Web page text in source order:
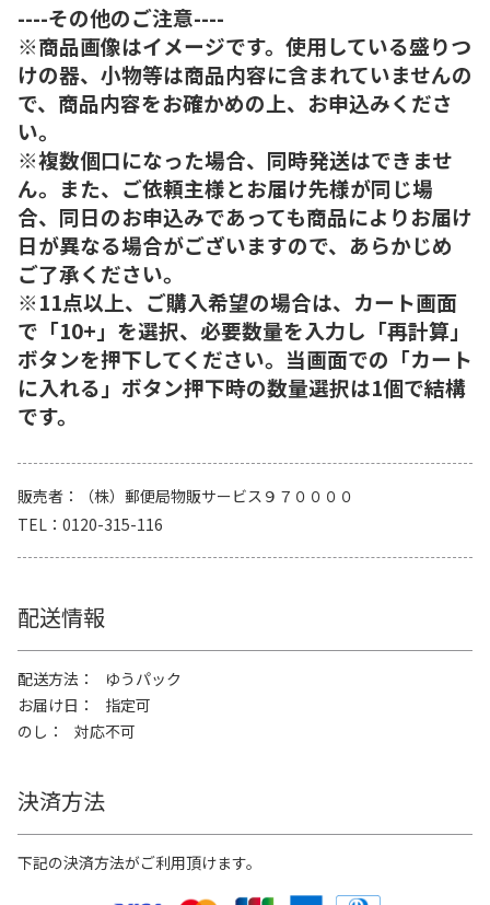
----その他のご注意----
※商品画像はイメージです。使用している盛りつ
けの器、小物等は商品内容に含まれていませんの
で、商品内容をお確かめの上、お申込みくださ
い。
※複数個口になった場合、同時発送はできませ
ん。また、ご依頼主様とお届け先様が同じ場
合、同日のお申込みであっても商品によりお届け
日が異なる場合がございますので、あらかじめ
ご了承ください。
※11点以上、ご購入希望の場合は、カート画面
で「10+」を選択、必要数量を入力し「再計算」
ボタンを押下してください。当画面での「カート
に入れる」ボタン押下時の数量選択は1個で結構
です。
販売者
（株）郵便局物販サービス９７００００
TEL
0120-315-116
配送情報
配送方法
ゆうパック
お届け日
指定可
のし
対応不可
決済方法
下記の決済方法がご利用頂けます。